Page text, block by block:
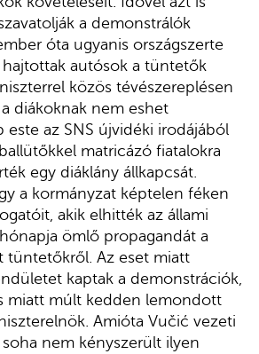
a demonstrálók
óta ugyanis országszerte
autósok a tüntetők
közös tévészereplésen
diákoknak nem eshet
este az SNS újvidéki irodájából
matricázó fiatalokra
egy diáklány állkapcsát.
a kormányzat képtelen féken
akik elhitték az állami
ömlő propagandát a
tüntetőkről. Az eset miatt
kaptak a demonstrációk,
miatt múlt kedden lemondott
Amióta Vučić vezeti
nem kényszerült ilyen